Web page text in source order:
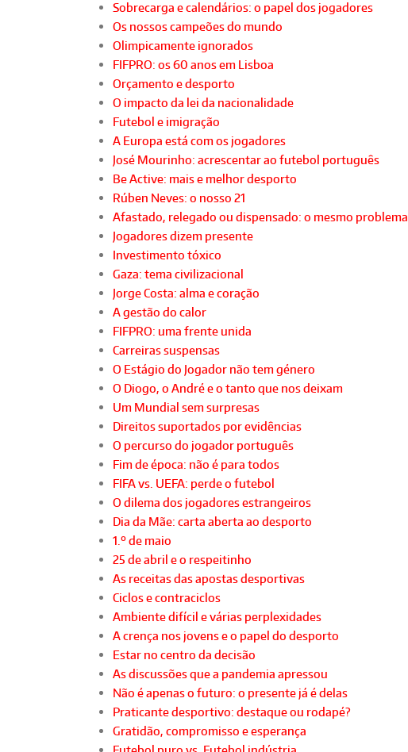
Sobrecarga e calendários: o papel dos jogadores
Os nossos campeões do mundo
Olimpicamente ignorados
FIFPRO: os 60 anos em Lisboa
Orçamento e desporto
O impacto da lei da nacionalidade
Futebol e imigração
A Europa está com os jogadores
José Mourinho: acrescentar ao futebol português
Be Active: mais e melhor desporto
Rúben Neves: o nosso 21
Afastado, relegado ou dispensado: o mesmo problema
Jogadores dizem presente
Investimento tóxico
Gaza: tema civilizacional
Jorge Costa: alma e coração
A gestão do calor
FIFPRO: uma frente unida
Carreiras suspensas
O Estágio do Jogador não tem género
O Diogo, o André e o tanto que nos deixam
Um Mundial sem surpresas
Direitos suportados por evidências
O percurso do jogador português
Fim de época: não é para todos
FIFA vs. UEFA: perde o futebol
O dilema dos jogadores estrangeiros
Dia da Mãe: carta aberta ao desporto
1.º de maio
25 de abril e o respeitinho
As receitas das apostas desportivas
Ciclos e contraciclos
Ambiente difícil e várias perplexidades
A crença nos jovens e o papel do desporto
Estar no centro da decisão
As discussões que a pandemia apressou
Não é apenas o futuro: o presente já é delas
Praticante desportivo: destaque ou rodapé?
Gratidão, compromisso e esperança